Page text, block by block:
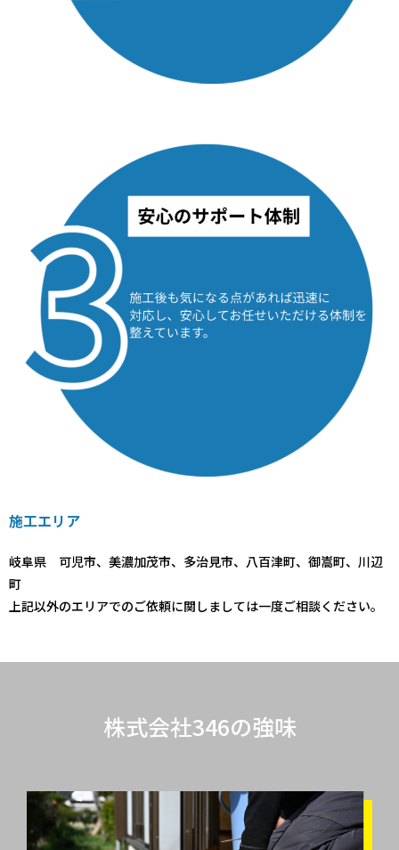
施工エリア
岐阜県 可児市、美濃加茂市、多治見市、八百津町、御嵩町、川辺
町
上記以外のエリアでのご依頼に関しましては一度ご相談ください。
株式会社346の強味